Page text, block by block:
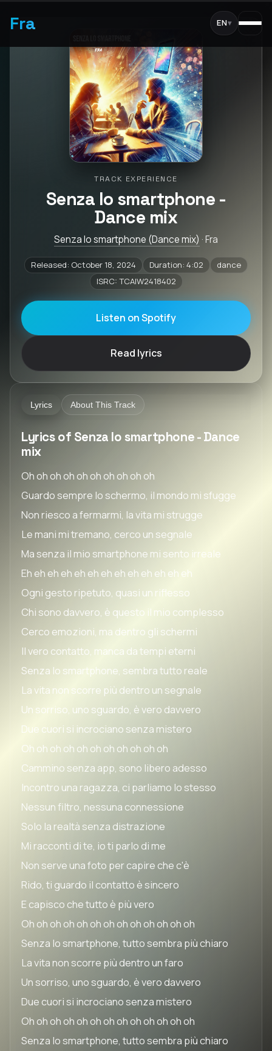
Fra EN▾
TRACK EXPERIENCE
Senza lo smartphone -
Dance mix
Senza lo smartphone (Dance mix) · Fra
Released: October 18, 2024 Duration: 4:02
dance
ISRC: TCAIW2418402
Listen on Spotify
Read lyrics
Lyrics About This Track
Lyrics of Senza lo smartphone - Dance
mix
Oh oh oh oh oh oh oh oh oh oh
Guardo sempre lo schermo, il mondo mi sfugge
Non riesco a fermarmi, la vita mi strugge
Le mani mi tremano, cerco un segnale
Ma senza il mio smartphone mi sento irreale
Eh eh eh eh eh eh eh eh eh eh eh eh eh
Ogni gesto ripetuto, quasi un riflesso
Chi sono davvero, è questo il mio complesso
Cerco emozioni, ma dentro gli schermi
Il vero contatto, manca da tempi eterni
Senza lo smartphone, sembra tutto reale
La vita non scorre più dentro un segnale
Un sorriso, uno sguardo, è vero davvero
Due cuori si incrociano senza mistero
Oh oh oh oh oh oh oh oh oh oh oh
Cammino senza app, sono libero adesso
Incontro una ragazza, ci parliamo lo stesso
Nessun filtro, nessuna connessione
Solo la realtà senza distrazione
Mi racconti di te, io ti parlo di me
Non serve una foto per capire che c'è
Rido, ti guardo il contatto è sincero
E capisco che tutto è più vero
Oh oh oh oh oh oh oh oh oh oh oh oh oh
Senza lo smartphone, tutto sembra più chiaro
La vita non scorre più dentro un faro
Un sorriso, uno sguardo, è vero davvero
Due cuori si incrociano senza mistero
Oh oh oh oh oh oh oh oh oh oh oh oh oh
Senza lo smartphone, tutto sembra più chiaro